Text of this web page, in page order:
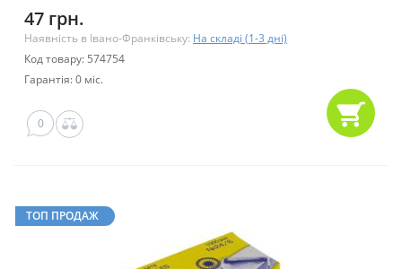
47 грн.
Наявність в Івано-Франківську: На складі (1-3 дні)
Код товару: 574754
Гарантія: 0 міс.
0
ТОП ПРОДАЖ